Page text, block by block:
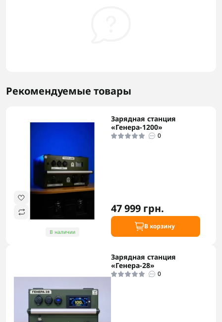
Рекомендуемые товары
В наличии
Зарядная станция
«Генера-1200»
0
47 999 грн.
В корзину
Зарядная станция
«Генера-28»
0